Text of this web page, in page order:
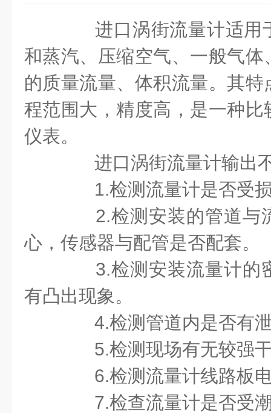
进口涡街流量计适用
和蒸汽、压缩空气、一般气
的质量流量、体积流量。其
程范围大，精度高，是一种
仪表。
进口涡街流量计输出
1.检测流量计是否受
2.检测安装的管道与
心，传感器与配管是否配套。
3.检测安装流量计的
有凸出现象。
4.检测管道内是否有
5.检测现场有无较强
6.检测流量计线路板
7.检查流量计是否受